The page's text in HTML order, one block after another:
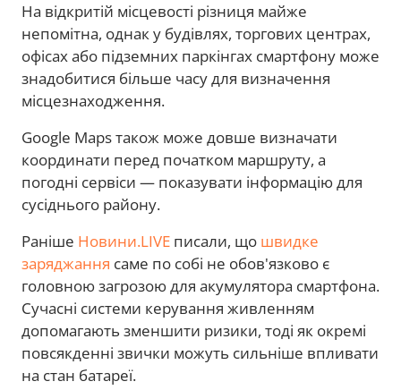
На відкритій місцевості різниця майже
непомітна, однак у будівлях, торгових центрах,
офісах або підземних паркінгах смартфону може
знадобитися більше часу для визначення
місцезнаходження.
Google Maps також може довше визначати
координати перед початком маршруту, а
погодні сервіси — показувати інформацію для
сусіднього району.
Раніше Новини.LIVE писали, що швидке
заряджання саме по собі не обов'язково є
головною загрозою для акумулятора смартфона.
Сучасні системи керування живленням
допомагають зменшити ризики, тоді як окремі
повсякденні звички можуть сильніше впливати
на стан батареї.